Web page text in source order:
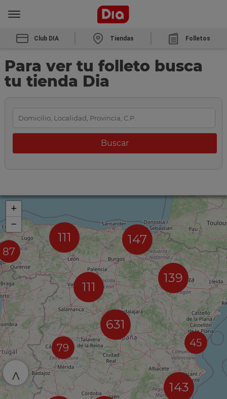
Club DIA Tiendas Folletos
Para ver tu folleto busca
tu tienda Dia
87
111 147
111
79
631
139
45
143
+
−
^